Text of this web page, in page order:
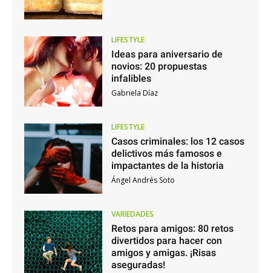
LIFESTYLE
Ideas para aniversario de
novios: 20 propuestas
infalibles
Gabriela Díaz
LIFESTYLE
Casos criminales: los 12 casos
delictivos más famosos e
impactantes de la historia
Ángel Andrés Soto
VARIEDADES
Retos para amigos: 80 retos
divertidos para hacer con
amigos y amigas. ¡Risas
aseguradas!